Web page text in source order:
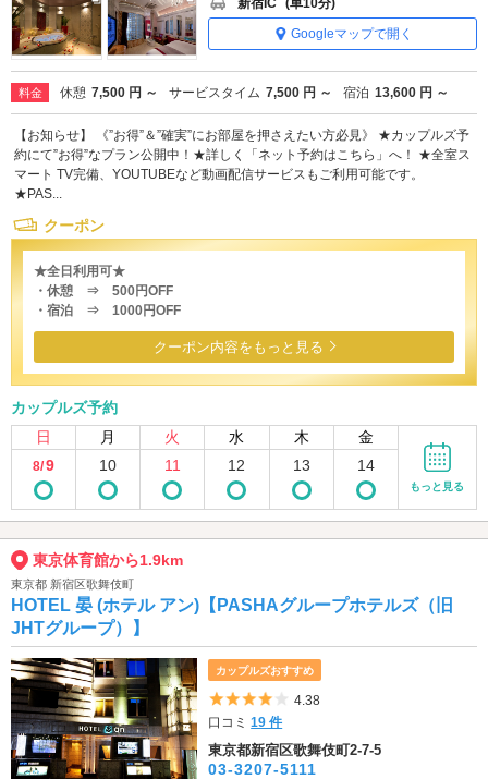
新宿IC (車10分)
Googleマップで開く
料金 休憩 7,500 円 ～ サービスタイム 7,500 円 ～ 宿泊 13,600 円 ～
【お知らせ】 《”お得”＆”確実”にお部屋を押さえたい方必見》 ★カップルズ予
約にて”お得”なプラン公開中！★詳しく「ネット予約はこちら」へ！ ★全室ス
マート TV完備、YOUTUBEなど動画配信サービスもご利用可能です。
★PAS...
クーポン
★全日利用可★
・休憩 ⇒ 500円OFF
・宿泊 ⇒ 1000円OFF
クーポン内容をもっと見る
カップルズ予約
日
月 火 水 木 金
8/9 10 11 12 13 14
もっと見る
東京体育館から1.9km
東京都 新宿区歌舞伎町
HOTEL 晏 (ホテル アン)【PASHAグループホテルズ（旧
JHTグループ）】
カップルズおすすめ
5つ星のうち4
4.38
口コミ19 件
東京都新宿区歌舞伎町2-7-5
03-3207-5111